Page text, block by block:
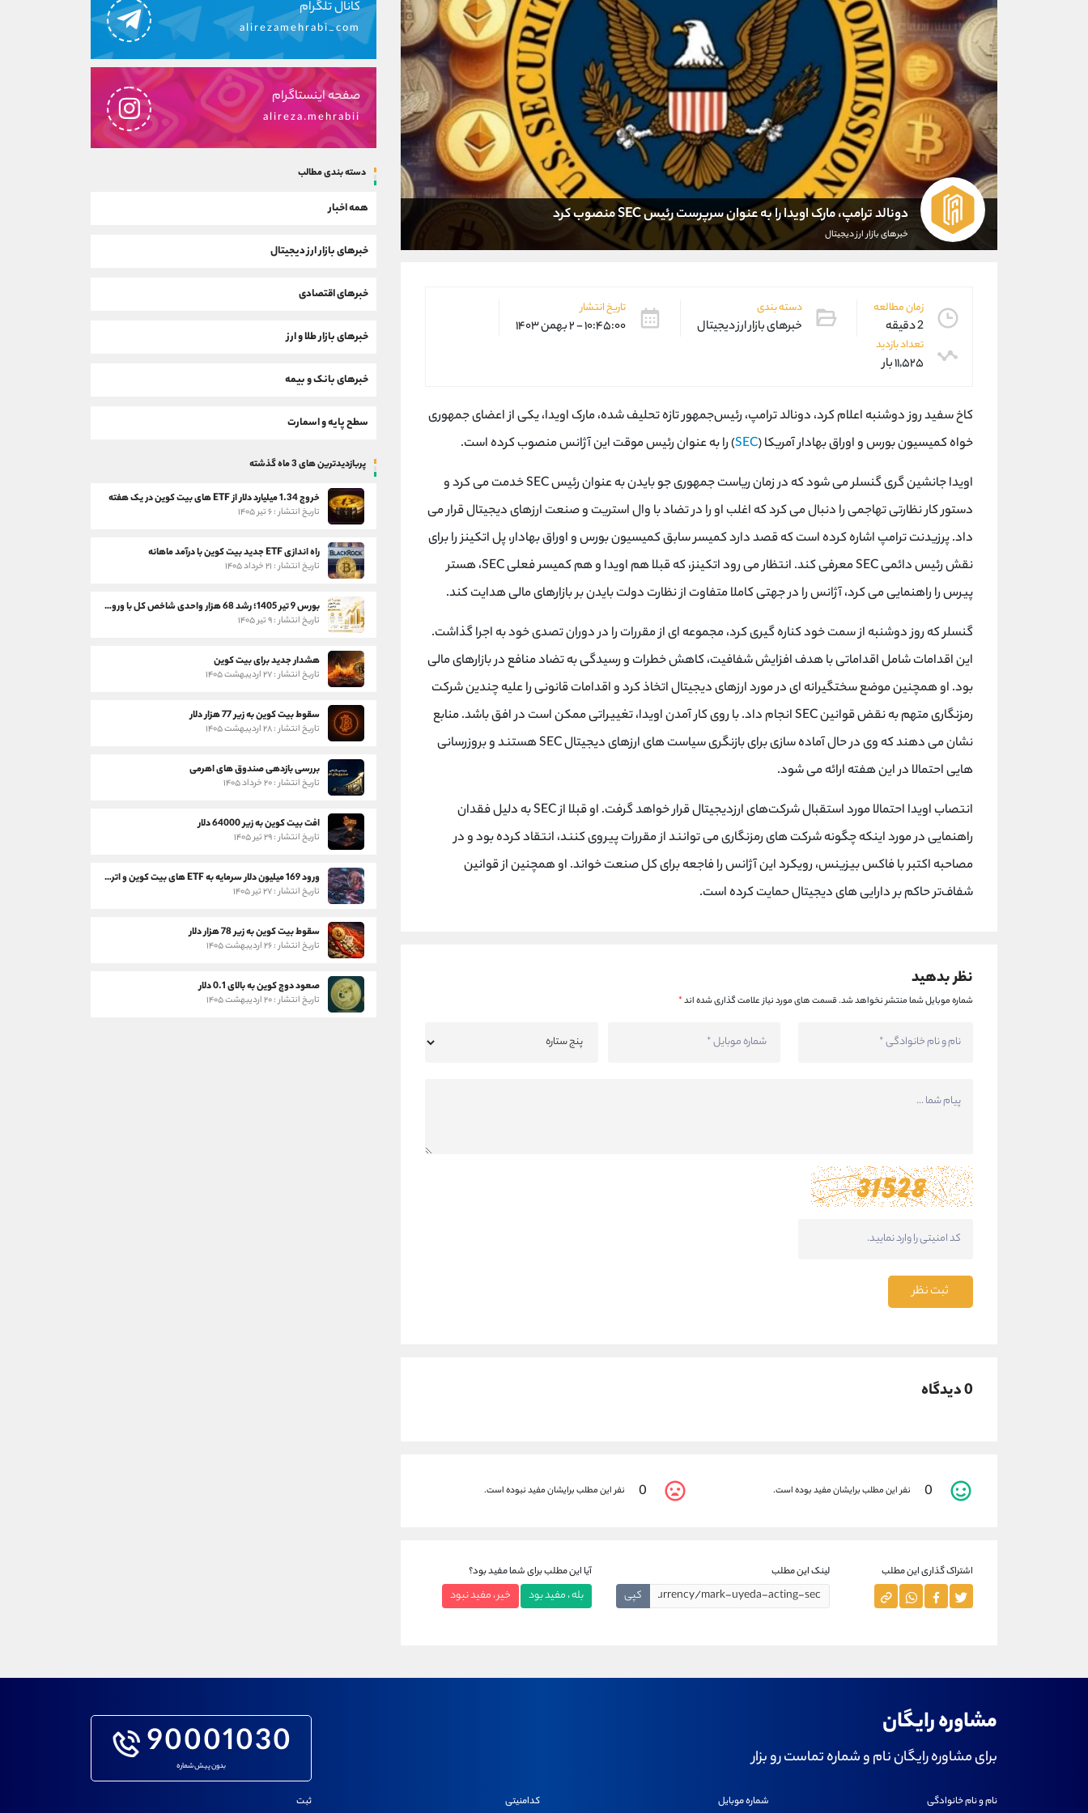
دونالد ترامپ، مارک اویدا را به عنوان سرپرست رئیس SEC منصوب کرد
خبرهای بازار ارز دیجیتال
زمان مطالعه
2 دقیقه
دسته بندی
خبرهای بازار ارز دیجیتال
تاریخ انتشار
۱۰:۴۵:۰۰ - ۲ بهمن ۱۴۰۳
تعداد بازدید
۱۱,۵۲۵ بار
کاخ سفید روز دوشنبه اعلام کرد، دونالد ترامپ، رئیس‌جمهور تازه تحلیف شده، مارک اویدا، یکی از اعضای جمهوری
خواه کمیسیون بورس و اوراق بهادار آمریکا (SEC) را به عنوان رئیس موقت این آژانس منصوب کرده است.
اویدا جانشین گری گنسلر می شود که در زمان ریاست جمهوری جو بایدن به عنوان رئیس SEC خدمت می کرد و
دستور کار نظارتی تهاجمی را دنبال می کرد که اغلب او را در تضاد با وال استریت و صنعت ارزهای دیجیتال قرار می
داد. پرزیدنت ترامپ اشاره کرده است که قصد دارد کمیسر سابق کمیسیون بورس و اوراق بهادار، پل اتکینز را برای
نقش رئیس دائمی SEC معرفی کند. انتظار می رود اتکینز، که قبلا هم اویدا و هم کمیسر فعلی SEC، هستر
پیرس را راهنمایی می کرد، آژانس را در جهتی کاملا متفاوت از نظارت دولت بایدن بر بازارهای مالی هدایت کند.
گنسلر که روز دوشنبه از سمت خود کناره گیری کرد، مجموعه ای از مقررات را در دوران تصدی خود به اجرا گذاشت.
این اقدامات شامل اقداماتی با هدف افزایش شفافیت، کاهش خطرات و رسیدگی به تضاد منافع در بازارهای مالی
بود. او همچنین موضع سختگیرانه ای در مورد ارزهای دیجیتال اتخاذ کرد و اقدامات قانونی را علیه چندین شرکت
رمزنگاری متهم به نقض قوانین SEC انجام داد. با روی کار آمدن اویدا، تغییراتی ممکن است در افق باشد. منابع
نشان می دهند که وی در حال آماده سازی برای بازنگری سیاست های ارزهای دیجیتال SEC هستند و بروزرسانی
هایی احتمالا در این هفته ارائه می شود.
انتصاب اویدا احتمالا مورد استقبال شرکت‌های ارزدیجیتال قرار خواهد گرفت. او قبلا از SEC به دلیل فقدان
راهنمایی در مورد اینکه چگونه شرکت های رمزنگاری می توانند از مقررات پیروی کنند، انتقاد کرده بود و در
مصاحبه اکتبر با فاکس بیزینس، رویکرد این آژانس را فاجعه برای کل صنعت خواند. او همچنین از قوانین
شفاف‌تر حاکم بر دارایی های دیجیتال حمایت کرده است.
نظر بدهید
شماره موبایل شما منتشر نخواهد شد.قسمت های مورد نیاز علامت گذاری شده اند*
ثبت نظر
0 دیدگاه
0 نفر این مطلب برایشان مفید بوده است. 0 نفر این مطلب برایشان مفید نبوده است.
اشتراک گذاری این مطلب لینک این مطلب
کپی
آیا این مطلب برای شما مفید بود؟
بله ، مفید بود خیر ، مفید نبود
کانال تلگرام
alirezamehrabi_com
صفحه اینستاگرام
alireza.mehrabii
دسته بندی مطالب
همه اخبار
خبرهای بازار ارز دیجیتال
خبرهای اقتصادی
خبرهای بازار طلا و ارز
خبرهای بانک و بیمه
سطح پایه و اسمارت
پربازدیدترین های 3 ماه گذشته
خروج 1.34 میلیارد دلار از ETF های بیت کوین در یک هفته
تاریخ انتشار : ۶ تیر ۱۴۰۵
راه اندازی ETF جدید بیت کوین با درآمد ماهانه
تاریخ انتشار : ۲۱ خرداد ۱۴۰۵
بورس 9 تیر 1405؛ رشد 68 هزار واحدی شاخص کل با ورود 3 همت پول حقیقی
تاریخ انتشار : ۹ تیر ۱۴۰۵
هشدار جدید برای بیت کوین
تاریخ انتشار : ۲۷ اردیبهشت ۱۴۰۵
سقوط بیت کوین به زیر 77 هزار دلار
تاریخ انتشار : ۲۸ اردیبهشت ۱۴۰۵
بررسی بازدهی صندوق های اهرمی
تاریخ انتشار : ۲۰ خرداد ۱۴۰۵
افت بیت کوین به زیر 64000 دلار
تاریخ انتشار : ۲۹ تیر ۱۴۰۵
ورود 169 میلیون دلار سرمایه به ETF های بیت کوین و اتریوم
تاریخ انتشار : ۲۷ تیر ۱۴۰۵
سقوط بیت کوین به زیر 78 هزار دلار
تاریخ انتشار : ۲۶ اردیبهشت ۱۴۰۵
صعود دوج کوین به بالای 0.1 دلار
تاریخ انتشار : ۲۰ اردیبهشت ۱۴۰۵
مشاوره رایگان
برای مشاوره رایگان نام و شماره تماست رو بزار 90001030
بدون پیش شماره
نام و نام خانوادگی شماره موبایل کدامنیتی ثبت